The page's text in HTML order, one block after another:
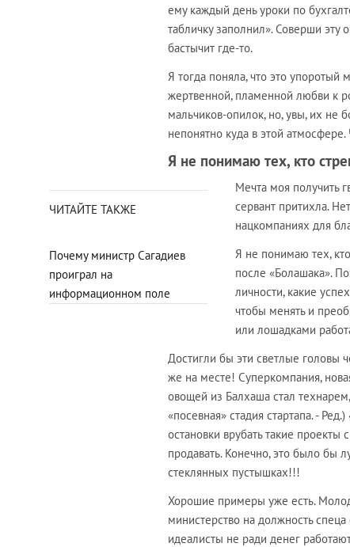
ему каждый день уроки по
табличку заполнил». Соверши
бастычит где-то.
Я тогда поняла, что это упоротый
жертвенной, пламенной любви к
мальчиков-опилок, но, увы, их не
непонятно куда в этой
Я не понимаю тех, кто
ЧИТАЙТЕ ТАКЖЕ
Почему министр Сагадиев
проиграл на
информационном поле
Мечта моя получить
сервант притихла.
нацкомпаниях для
Я не понимаю тех,
после «Болашака».
личности, какие
чтобы менять и
или лошадками
Достигли бы эти светлые головы
же на месте! Суперкомпания,
овощей из Балхаша стал
«посевная» стадия стартапа. -
остановки врубать такие проекты
продавать. Конечно, это было бы
стеклянных пустышках!!!
Хорошие примеры уже есть.
министерство на должность
идеалисты не ради денег